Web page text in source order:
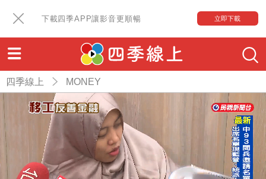
下載四季APP讓影音更順暢 立即下載
四季線上 MONEY